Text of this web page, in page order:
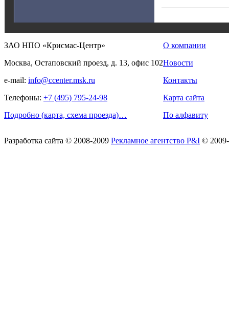
ЗАО НПО «Крисмас-Центр»
Москва, Остаповский проезд, д. 13, офис 102
e-mail: info@ccenter.msk.ru
Телефоны: +7 (495) 795-24-98
Подробно (карта, схема проезда)…
О компании
Новости
Контакты
Карта сайта
По алфавиту
Разработка сайта © 2008-2009 Рекламное агентство P&I ©